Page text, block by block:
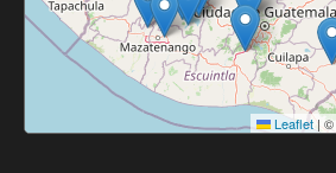
Leaflet| ©